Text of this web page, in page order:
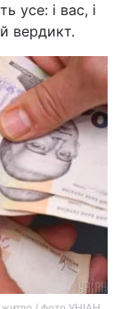
усе: і вас, і
вердикт.